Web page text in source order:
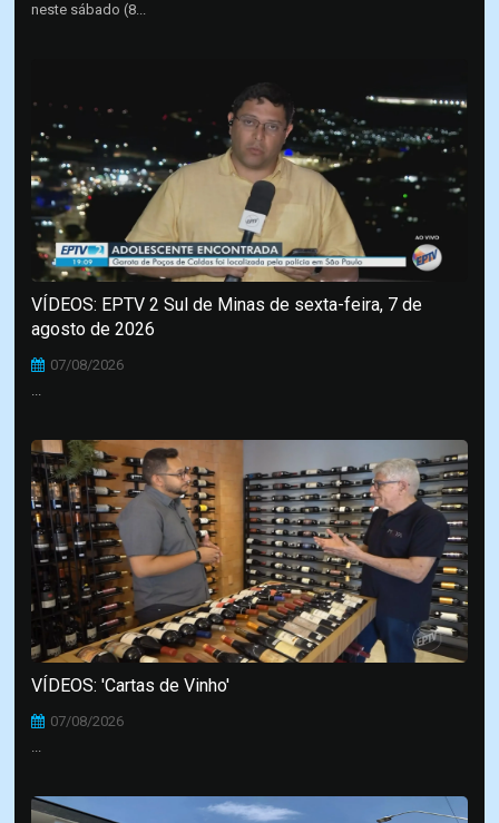
neste sábado (8...
VÍDEOS: EPTV 2 Sul de Minas de sexta-feira, 7 de
agosto de 2026
07/08/2026
...
VÍDEOS: 'Cartas de Vinho'
07/08/2026
...